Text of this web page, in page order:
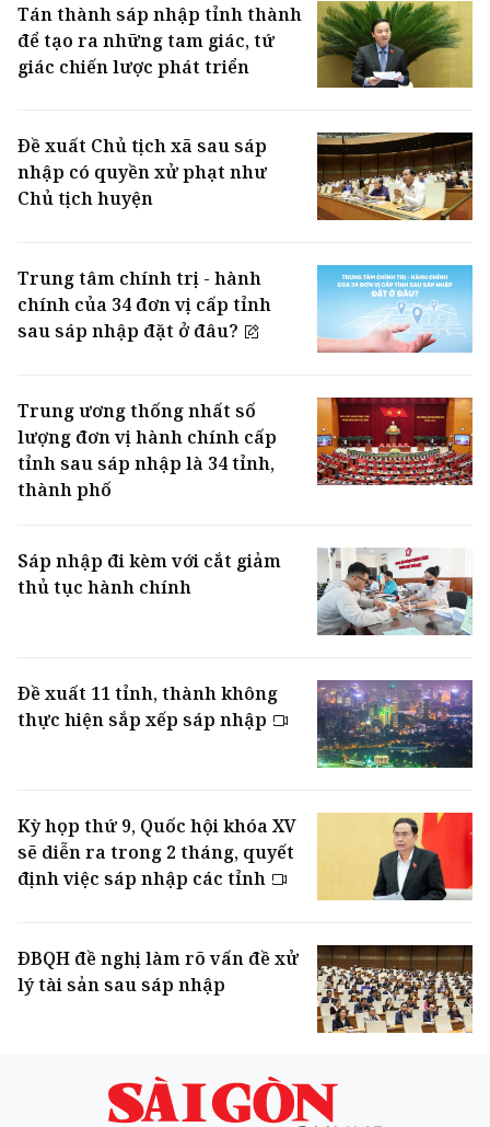
Tán thành sáp nhập tỉnh thành
để tạo ra những tam giác, tứ
giác chiến lược phát triển
Đề xuất Chủ tịch xã sau sáp
nhập có quyền xử phạt như
Chủ tịch huyện
Trung tâm chính trị - hành
chính của 34 đơn vị cấp tỉnh
sau sáp nhập đặt ở đâu?
Trung ương thống nhất số
lượng đơn vị hành chính cấp
tỉnh sau sáp nhập là 34 tỉnh,
thành phố
Sáp nhập đi kèm với cắt giảm
thủ tục hành chính
Đề xuất 11 tỉnh, thành không
thực hiện sắp xếp sáp nhập
Kỳ họp thứ 9, Quốc hội khóa XV
sẽ diễn ra trong 2 tháng, quyết
định việc sáp nhập các tỉnh
ĐBQH đề nghị làm rõ vấn đề xử
lý tài sản sau sáp nhập